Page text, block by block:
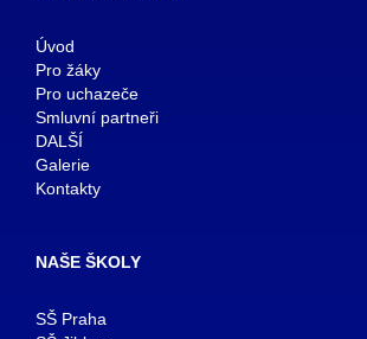
Úvod
Pro žáky
Pro uchazeče
Smluvní partneři
DALŠÍ
Galerie
Kontakty
NAŠE ŠKOLY
SŠ Praha